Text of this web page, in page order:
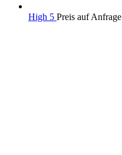
High 5 Preis auf Anfrage